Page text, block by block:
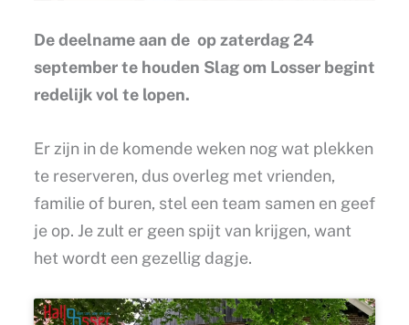
De deelname aan de op zaterdag 24
september te houden Slag om Losser begint
redelijk vol te lopen.
Er zijn in de komende weken nog wat plekken
te reserveren, dus overleg met vrienden,
familie of buren, stel een team samen en geef
je op. Je zult er geen spijt van krijgen, want
het wordt een gezellig dagje.